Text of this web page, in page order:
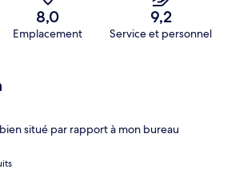
8,0
Emplacement
9,2
Service et personnel
situé par rapport à mon bureau